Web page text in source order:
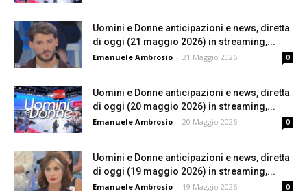
Uomini e Donne anticipazioni e news, diretta
di oggi (21 maggio 2026) in streaming,...
Emanuele Ambrosio - 21 Maggio 2026 0
Uomini e Donne anticipazioni e news, diretta
di oggi (20 maggio 2026) in streaming,...
Emanuele Ambrosio - 20 Maggio 2026 0
Uomini e Donne anticipazioni e news, diretta
di oggi (19 maggio 2026) in streaming,...
Emanuele Ambrosio - 19 Maggio 2026 0